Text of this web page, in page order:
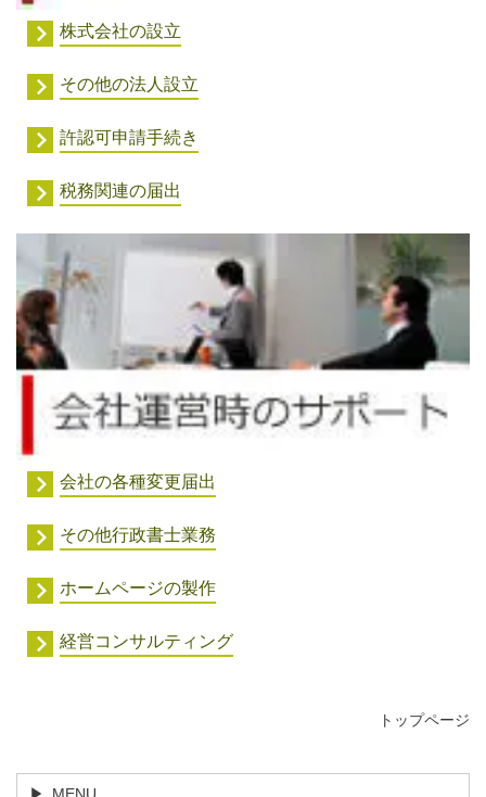
株式会社の設立
その他の法人設立
許認可申請手続き
税務関連の届出
会社の各種変更届出
その他行政書士業務
ホームページの製作
経営コンサルティング
トップページ
MENU